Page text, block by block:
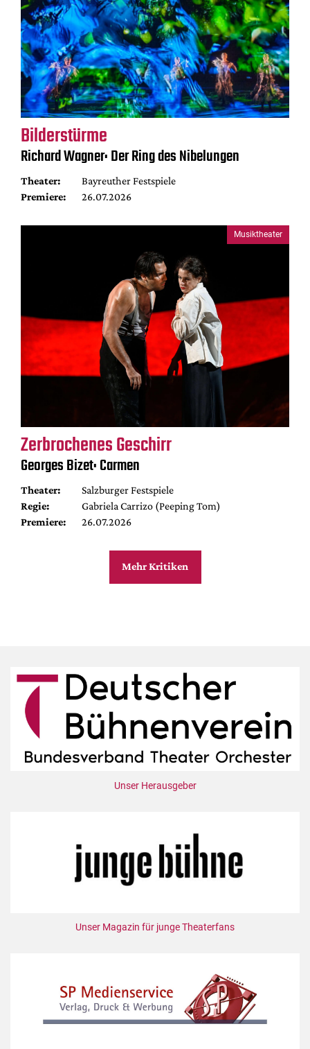
Bilderstürme
Richard Wagner: Der Ring des Nibelungen
Theater:
Bayreuther Festspiele
Premiere:
26.07.2026
Musiktheater
Zerbrochenes Geschirr
Georges Bizet: Carmen
Theater:
Salzburger Festspiele
Regie:
Gabriela Carrizo (Peeping Tom)
Premiere:
26.07.2026
Mehr Kritiken
Unser Herausgeber
Unser Magazin für junge Theaterfans